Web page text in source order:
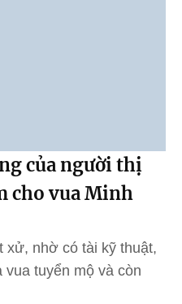
của người thị
cho vua Minh
xử, nhờ có tài kỹ thuật,
tuyển mộ và còn